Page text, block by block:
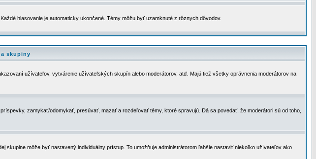
hlasovanie je automaticky ukončené. Témy môžu byť uzamknuté z rôznych dôvodov.
skupiny
užívateľov, vytvárenie užívateľských skupín alebo moderátorov, atď. Majú tiež všetky oprávnenia moderátorov na
zamykať/odomykať, presúvať, mazať a rozdeľovať témy, ktoré spravujú. Dá sa povedať, že moderátori sú od toho,
môže byť nastavený individuálny prístup. To umožňuje administrátorom ľahšie nastaviť niekoľko užívateľov ako